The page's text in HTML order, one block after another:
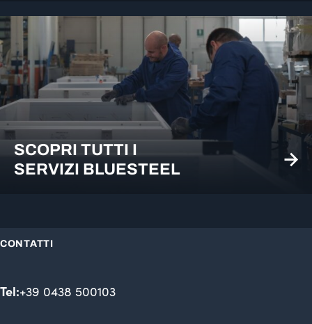
SCOPRI TUTTI I
SERVIZI BLUESTEEL
CONTATTI
Tel:+39 0438 500103